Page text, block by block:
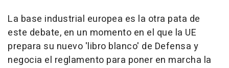
La base industrial europea es la otra pata de
este debate, en un momento en el que la UE
prepara su nuevo 'libro blanco' de Defensa y
negocia el reglamento para poner en marcha la